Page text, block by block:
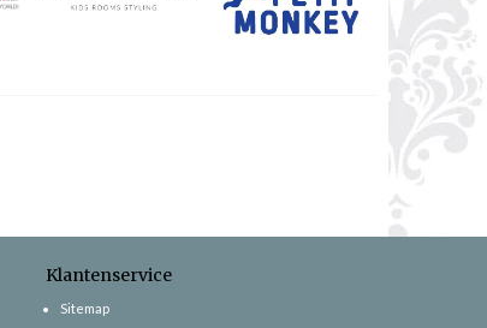
Klantenservice
Sitemap